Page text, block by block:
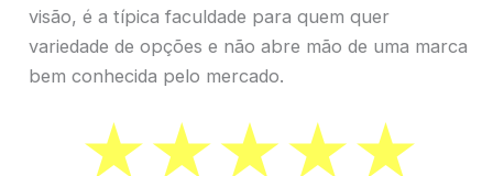
visão, é a típica faculdade para quem quer
variedade de opções e não abre mão de uma marca
bem conhecida pelo mercado.